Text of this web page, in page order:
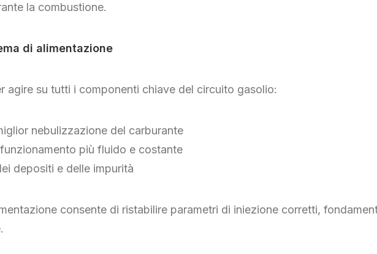
la combustione.
di alimentazione
agire su tutti i componenti chiave del circuito gasolio:
nebulizzazione del carburante
più fluido e costante
depositi e delle impurità
consente di ristabilire parametri di iniezione corretti,